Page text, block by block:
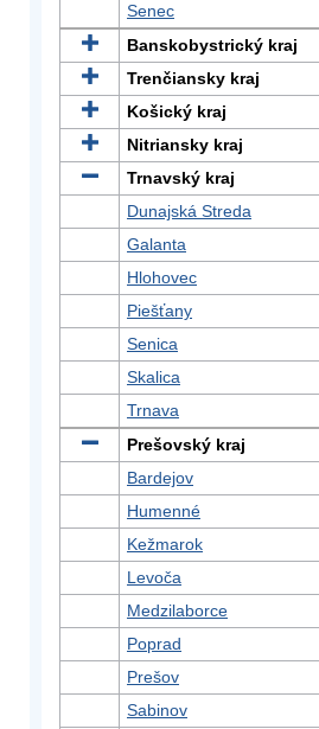
Senec
Banskobystrický kraj
Trenčiansky kraj
Košický kraj
Nitriansky kraj
Trnavský kraj
Dunajská Streda
Galanta
Hlohovec
Piešťany
Senica
Skalica
Trnava
Prešovský kraj
Bardejov
Humenné
Kežmarok
Levoča
Medzilaborce
Poprad
Prešov
Sabinov